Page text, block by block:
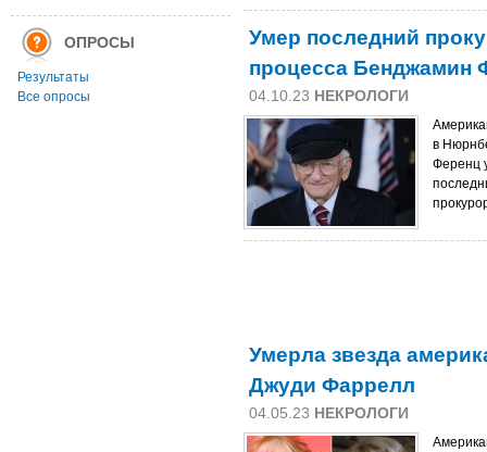
ОПРОСЫ
Результаты
Все опросы
Умер последний
процесса Бенджамин
04.10.23 НЕКРОЛОГИ
в
Ференц
Умерла звезда
Джуди Фаррелл
04.05.23 НЕКРОЛОГИ